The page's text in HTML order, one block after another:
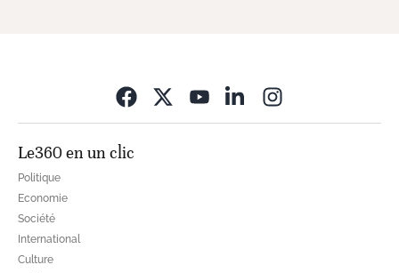
Le360 en un clic
Politique
Economie
Société
International
Culture